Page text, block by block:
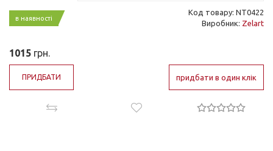
в наявності
Код товару: NT0422
Виробник: Zelart
1015 грн.
ПРИДБАТИ придбати в один клік